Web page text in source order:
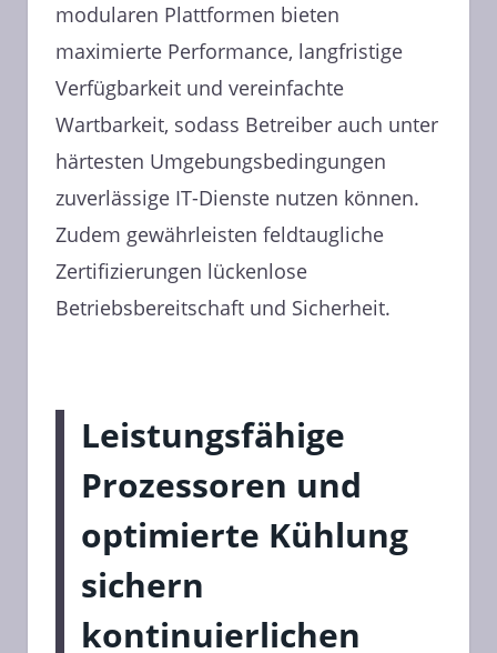
modularen Plattformen bieten
maximierte Performance, langfristige
Verfügbarkeit und vereinfachte
Wartbarkeit, sodass Betreiber auch unter
härtesten Umgebungsbedingungen
zuverlässige IT-Dienste nutzen können.
Zudem gewährleisten feldtaugliche
Zertifizierungen lückenlose
Betriebsbereitschaft und Sicherheit.
Leistungsfähige
Prozessoren und
optimierte Kühlung
sichern
kontinuierlichen